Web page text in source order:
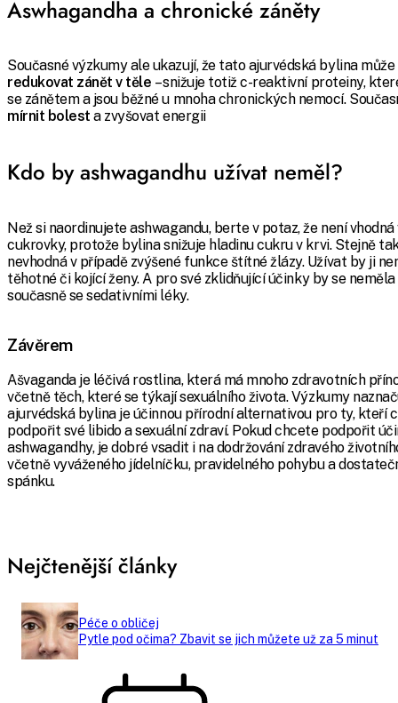
Aswhagandha a chronické záněty
Současné výzkumy ale ukazují, že tato ajurvédská bylina
redukovat zánět v těle – snižuje totiž c-reaktivní proteiny,
se zánětem a jsou běžné u mnoha chronických nemocí.
mírnit bolest a zvyšovat energii
Kdo by ashwagandhu užívat neměl?
Než si naordinujete ashwagandu, berte v potaz, že není
cukrovky, protože bylina snižuje hladinu cukru v krvi. Stejně
nevhodná v případě zvýšené funkce štítné žlázy. Užívat by ji
těhotné či kojící ženy. A pro své zklidňující účinky by se
současně se sedativními léky.
Závěrem
Ašvaganda je léčivá rostlina, která má mnoho zdravotních
včetně těch, které se týkají sexuálního života. Výzkumy
ajurvédská bylina je účinnou přírodní alternativou pro ty, kteří
podpořit své libido a sexuální zdraví. Pokud chcete podpořit
ashwagandhy, je dobré vsadit i na dodržování zdravého
včetně vyváženého jídelníčku, pravidelného pohybu a
spánku.
Nejčtenější články
Péče o obličej
Pytle pod očima? Zbavit se jich můžete už za 5 minut